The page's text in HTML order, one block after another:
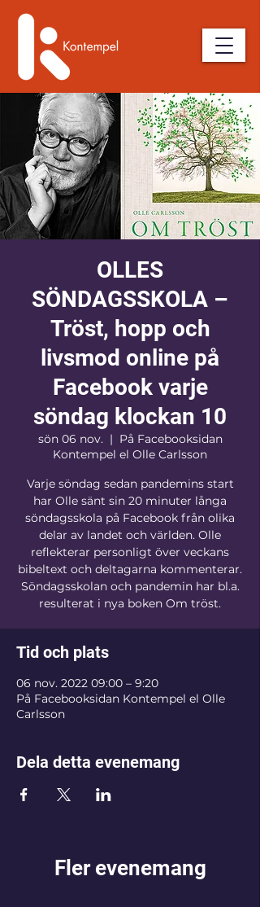
OLLES
SÖNDAGSSKOLA –
Tröst, hopp och
livsmod online på
Facebook varje
söndag klockan 10
sön 06 nov.
  |
På Facebooksidan
Kontempel el Olle Carlsson
Varje söndag sedan pandemins start
har Olle sänt sin 20 minuter långa
söndagsskola på Facebook från olika
delar av landet och världen. Olle
reflekterar personligt över veckans
bibeltext och deltagarna kommenterar.
Söndagsskolan och pandemin har bl.a.
resulterat i nya boken Om tröst.
Tid och plats
06 nov. 2022 09:00 – 9:20
På Facebooksidan Kontempel el Olle
Carlsson
Dela detta evenemang
Fler evenemang